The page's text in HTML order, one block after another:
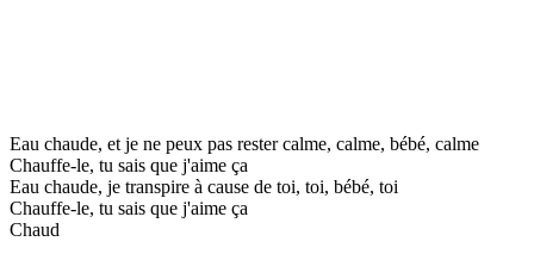
Eau chaude, et je ne peux pas rester calme, calme, bébé, calme
Chauffe-le, tu sais que j'aime ça
Eau chaude, je transpire à cause de toi, toi, bébé, toi
Chauffe-le, tu sais que j'aime ça
Chaud